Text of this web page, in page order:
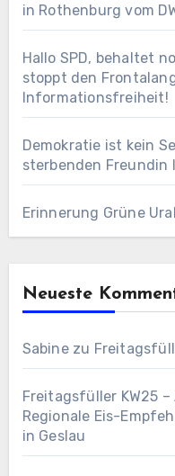
in Rothenburg vom
Hallo SPD, behaltet
stoppt den
Informationsfreiheit!
Demokratie ist kein
sterbenden Freundin
Erinnerung Grüne
Neueste
Sabinezu
Freitagsfüller KW25
Regionale Eis-
in Geslau